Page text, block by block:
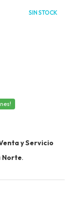
SIN STOCK
y Servicio
Norte.